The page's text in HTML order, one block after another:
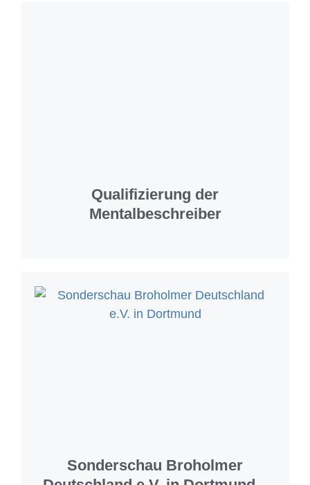
Qualifizierung der
Mentalbeschreiber
Sonderschau Broholmer